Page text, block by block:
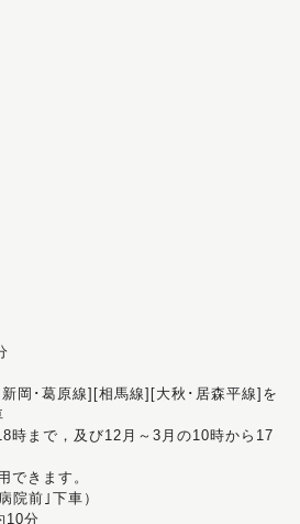
岡･葛原線][相馬線][大秋･居森平線]を
時まで，及び12月～3月の10時から17
できます。
院前｣下車）
10分